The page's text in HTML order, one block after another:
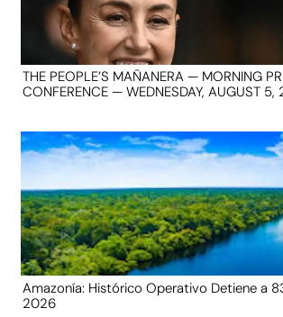
THE PEOPLE’S MAÑANERA — MORNING
CONFERENCE — WEDNESDAY, AUGUST
Amazonía: Histórico Operativo Detiene a
2026